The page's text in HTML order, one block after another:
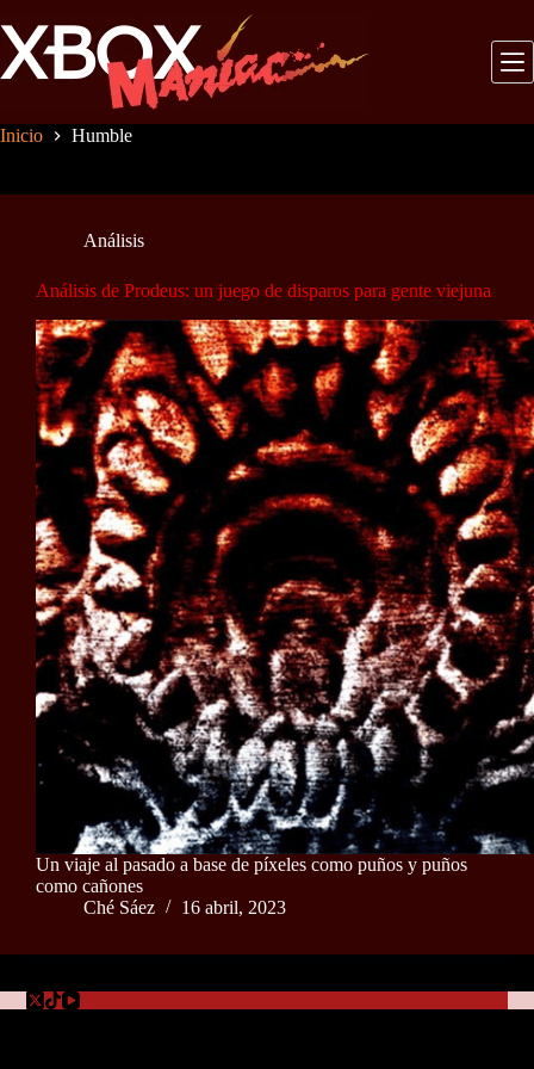
al
contenido
Inicio Humble
Análisis
Análisis de Prodeus: un juego de disparos para gente viejuna
Un viaje al pasado a base de píxeles como puños y puños
como cañones
Ché Sáez
16 abril, 2023